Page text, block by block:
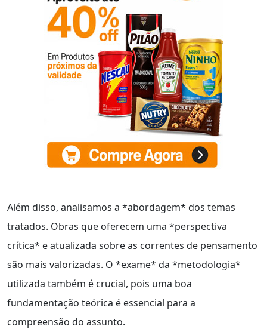
Além disso, analisamos a *abordagem* dos temas
tratados. Obras que oferecem uma *perspectiva
crítica* e atualizada sobre as correntes de pensamento
são mais valorizadas. O *exame* da *metodologia*
utilizada também é crucial, pois uma boa
fundamentação teórica é essencial para a
compreensão do assunto.